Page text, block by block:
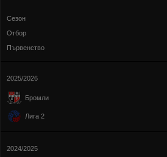
Сезон
Отбор
Първенство
2025/2026
Бромли
Лига 2
2024/2025